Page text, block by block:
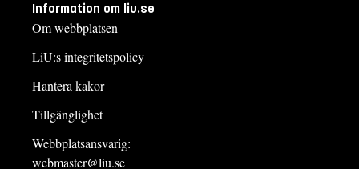
Information om liu.se
Om webbplatsen
LiU:s integritetspolicy
Hantera kakor
Tillgänglighet
Webbplatsansvarig:
webmaster@liu.se